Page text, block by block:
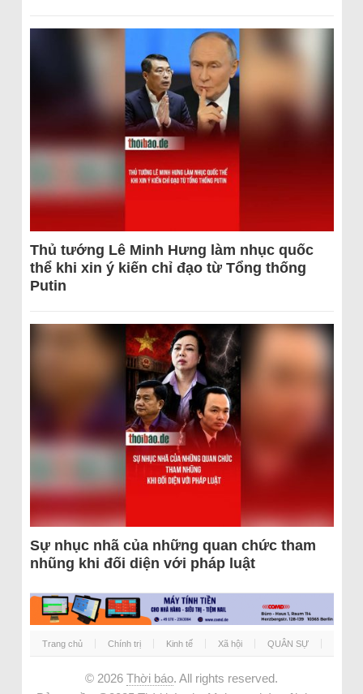
Thủ tướng Lê Minh Hưng làm nhục quốc
thể khi xin ý kiến chỉ đạo từ Tổng thống
Putin
Sự nhục nhã của những quan chức tham
nhũng khi đối diện với pháp luật
Trang chủ Chính trị Kinh tế Xã hội QUÂN SỰ
© 2026 Thời báo. All rights reserved.